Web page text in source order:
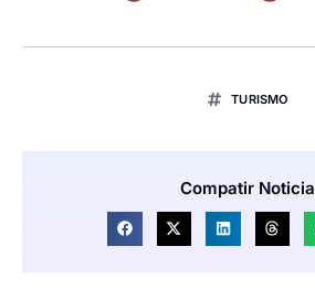
TURISMO
Compatir Noticia